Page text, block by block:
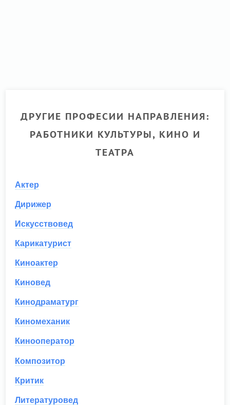
ДРУГИЕ ПРОФЕСИИ НАПРАВЛЕНИЯ:
РАБОТНИКИ КУЛЬТУРЫ, КИНО И
ТЕАТРА
Актер
Дирижер
Искусствовед
Карикатурист
Киноактер
Киновед
Кинодраматург
Киномеханик
Кинооператор
Композитор
Критик
Литературовед